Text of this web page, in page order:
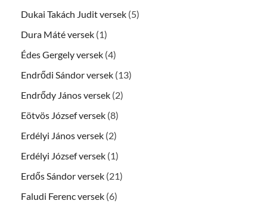
Dukai Takách Judit versek (5)
Dura Máté versek (1)
Édes Gergely versek (4)
Endrődi Sándor versek (13)
Endrődy János versek (2)
Eötvös József versek (8)
Erdélyi János versek (2)
Erdélyi József versek (1)
Erdős Sándor versek (21)
Faludi Ferenc versek (6)